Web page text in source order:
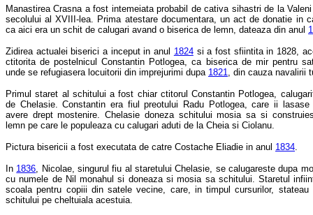
Manastirea Crasna a fost intemeiata probabil de cativa sihastri de la
secolului al XVIII-lea. Prima atestare documentara, un act de donatie in
ca aici era un schit de calugari avand o biserica de lemn, dateaza din anul
Zidirea actualei biserici a inceput in anul 1824si a fost sfiintita in 1828,
ctitorita de postelnicul Constantin Potlogea, ca biserica de mir pentru
unde se refugiasera locuitorii din imprejurimi dupa 1821 , din cauza navalirii
Primul staret al schitului a fost chiar ctitorul Constantin Potlogea,
de Chelasie. Constantin era fiul preotului Radu Potlogea, care ii lasase
avere drept mostenire. Chelasie doneza schitului mosia sa si
lemn pe care le populeaza cu calugari aduti de la Cheia si Ciolanu.
Pictura bisericii a fost executata de catre Costache Eliadie in anul 1834
In 1836 , Nicolae, singurul fiu al staretului Chelasie, se calugareste dupa
cu numele de Nil monahul si doneaza si mosia sa schitului. Staretul
scoala pentru copiii din satele vecine, care, in timpul cursurilor, stateau
schitului pe cheltuiala acestuia.